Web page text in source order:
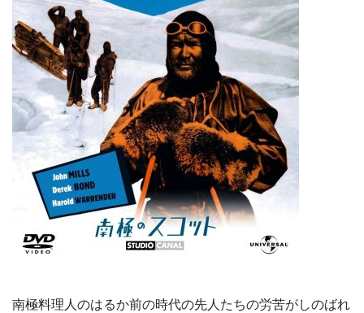
南極料理人のはるか前の時代の先人たちの労苦がしのばれ